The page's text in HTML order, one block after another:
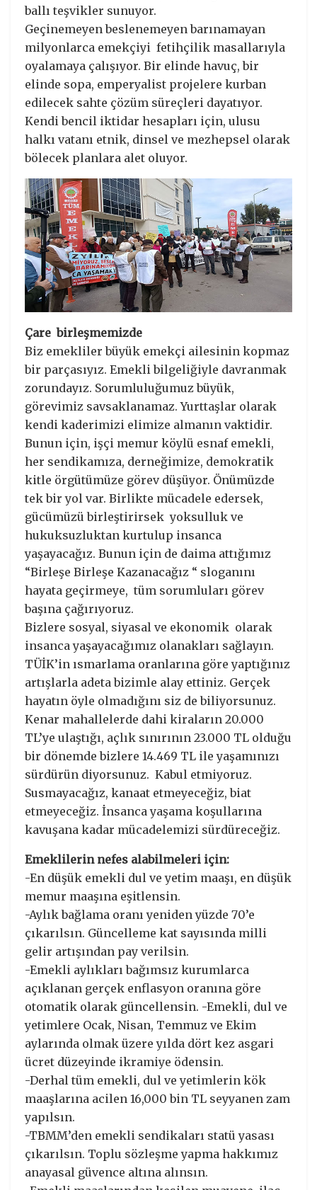
ballı teşvikler sunuyor.
Geçinemeyen beslenemeyen barınamayan
milyonlarca emekçiyi fetihçilik masallarıyla
oyalamaya çalışıyor. Bir elinde havuç, bir
elinde sopa, emperyalist projelere kurban
edilecek sahte çözüm süreçleri dayatıyor.
Kendi bencil iktidar hesapları için, ulusu
halkı vatanı etnik, dinsel ve mezhepsel olarak
bölecek planlara alet oluyor.
Çare birleşmemizde
Biz emekliler büyük emekçi ailesinin kopmaz
bir parçasıyız. Emekli bilgeliğiyle davranmak
zorundayız. Sorumluluğumuz büyük,
görevimiz savsaklanamaz. Yurttaşlar olarak
kendi kaderimizi elimize almanın vaktidir.
Bunun için, işçi memur köylü esnaf emekli,
her sendikamıza, derneğimize, demokratik
kitle örgütümüze görev düşüyor. Önümüzde
tek bir yol var. Birlikte mücadele edersek,
gücümüzü birleştirirsek yoksulluk ve
hukuksuzluktan kurtulup insanca
yaşayacağız. Bunun için de daima attığımız
“Birleşe Birleşe Kazanacağız “ sloganını
hayata geçirmeye, tüm sorumluları görev
başına çağırıyoruz.
Bizlere sosyal, siyasal ve ekonomik olarak
insanca yaşayacağımız olanakları sağlayın.
TÜİK’in ısmarlama oranlarına göre yaptığınız
artışlarla adeta bizimle alay ettiniz. Gerçek
hayatın öyle olmadığını siz de biliyorsunuz.
Kenar mahallelerde dahi kiraların 20.000
TL’ye ulaştığı, açlık sınırının 23.000 TL olduğu
bir dönemde bizlere 14.469 TL ile yaşamınızı
sürdürün diyorsunuz. Kabul etmiyoruz.
Susmayacağız, kanaat etmeyeceğiz, biat
etmeyeceğiz. İnsanca yaşama koşullarına
kavuşana kadar mücadelemizi sürdüreceğiz.
Emeklilerin nefes alabilmeleri için:
-En düşük emekli dul ve yetim maaşı, en düşük
memur maaşına eşitlensin.
-Aylık bağlama oranı yeniden yüzde 70’e
çıkarılsın. Güncelleme kat sayısında milli
gelir artışından pay verilsin.
-Emekli aylıkları bağımsız kurumlarca
açıklanan gerçek enflasyon oranına göre
otomatik olarak güncellensin. -Emekli, dul ve
yetimlere Ocak, Nisan, Temmuz ve Ekim
aylarında olmak üzere yılda dört kez asgari
ücret düzeyinde ikramiye ödensin.
-Derhal tüm emekli, dul ve yetimlerin kök
maaşlarına acilen 16,000 bin TL seyyanen zam
yapılsın.
-TBMM’den emekli sendikaları statü yasası
çıkarılsın. Toplu sözleşme yapma hakkımız
anayasal güvence altına alınsın.